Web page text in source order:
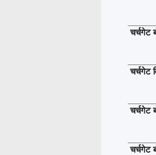
चर्चगेट
चर्चगेट
चर्चगेट
चर्चगेट